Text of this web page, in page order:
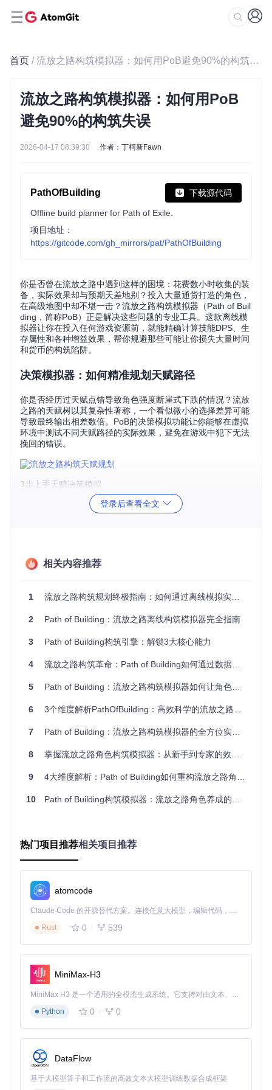
首页 / 流放之路构筑模拟器：如何用PoB避免90%的构筑失误
流放之路构筑模拟器：如何用PoB
避免90%的构筑失误
2026-04-17 08:39:30 作者：丁柯新Fawn
PathOfBuilding 下载源代码
Offline build planner for Path of Exile.
项目地址：
https://gitcode.com/gh_mirrors/pat/PathOfBuilding
你是否曾在流放之路中遇到这样的困境：花费数小时收集的装
备，实际效果却与预期天差地别？投入大量通货打造的角色，
在高级地图中却不堪一击？流放之路构筑模拟器（Path of Buil
ding，简称PoB）正是解决这些问题的专业工具。这款离线模
拟器让你在投入任何游戏资源前，就能精确计算技能DPS、生
存属性和各种增益效果，帮你规避那些可能让你损失大量时间
和货币的构筑陷阱。
决策模拟器：如何精准规划天赋路径
你是否经历过天赋点错导致角色强度断崖式下跌的情况？流放
之路的天赋树以其复杂性著称，一个看似微小的选择差异可能
导致最终输出相差数倍。PoB的决策模拟功能让你能够在虚拟
环境中测试不同天赋路径的实际效果，避免在游戏中犯下无法
挽回的错误。
3步上手天赋决策模拟
：在主界面选择"天赋树"标签，系统会根据你选择的
职业自动加载基础天赋盘 📌第二步：拖动鼠标在天赋树上规
专业玩家进阶：在"高级设置"中启用"节点效率分析"，系统会
响范围"功能直观查看每个珠宝对周围天赋的加成效果。
资源预演器：如何避免装备投资失误
发现与角色构筑不匹配？PoB的资源预演功能让你能够在虚拟
响，避免在游戏中进行无效投资。
按Ctrl+C复制的装备信息 📌第二步：系统会自动解析装备词
饰词 📌第三步：点击"保存装备方案"，可创建多个装备组合方
性，帮你确定值得追求的属性范围。
你是否曾在更换地图或遇到特定Boss时，发现角色突然变得不
堪一击？流放之路中不同场景对角色的要求差异巨大，PoB的
场景推演功能让你能够模拟各种战斗环境，提前调整构筑以应
对不同挑战。
3步上手场景推演设置
📌第一步
的怪物类型和难度 📌第二步：调整怪物抗性、元素反射等特
殊属性，模拟特定地图或Boss战环境 📌
拟"，系统会生成详细的战斗报告，包括DPS、生存时间和资
源消耗
专业玩家进阶：使用"高级战斗模拟"功能可以设置战斗持续时
间、技能释放顺序和药水使用时机，更精确地预测实际战斗表
现。对于复杂的技能组合，可通过"技能连锁分析"功能查看各
个技能之间的相互作用和协同效果。
登录后查看全文
相关内容推荐
1 流放之路构筑规划终极指南：如何通过离线模拟实现资源零浪费
2 Path of Building：流放之路离线构筑模拟器完全指南
3 Path of Building构筑引擎：解锁3大核心能力
4 流放之路构筑革命：Path of Building如何通过数据驱动提升70%决策效率
5 Path of Building：流放之路构筑模拟器如何让角色养成效率提升300%
6 3个维度解析PathOfBuilding：高效科学的流放之路角色规划指南
7 Path of Building：流放之路构筑模拟器的全方位实战指南
8 掌握流放之路角色构筑模拟器：从新手到专家的效率提升指南
9 4大维度解析：Path of Building如何重构流放之路角色构筑流程
10 Path of Building构筑模拟器：流放之路角色养成的效率革命解决方案
热门项目推荐相关项目推荐
atomcode
Claude Code 的开源替代方案。连接任意大模型，编辑代码，运行命令，自动验证 — 全自动执行。用 Rust 构建，极致性能。 ｜ An open-source alternative to Claude Code. Connect any LLM, edit code, run commands, and verify changes — autonomously. Built in Rust for speed. Get Started
Rust
0 539
MiniMax-H3
MiniMax H3 是一个通用的全模态生成系统。它支持对由文本、图像、视频和音频组成的多模态上下文进行统一理解，并能生成分辨率高达 2K、时长可达 15 秒的带原生立体声音频的视频。得益于面向任务泛化的系统设计，H3 在预训练阶段就已具备广泛的多模态上下文理解与生成能力，能够出色地执行复杂的多模态指令。
Python
0 0
DataFlow
基于大模型算子和工作流的高效文本大模型训练数据合成框架